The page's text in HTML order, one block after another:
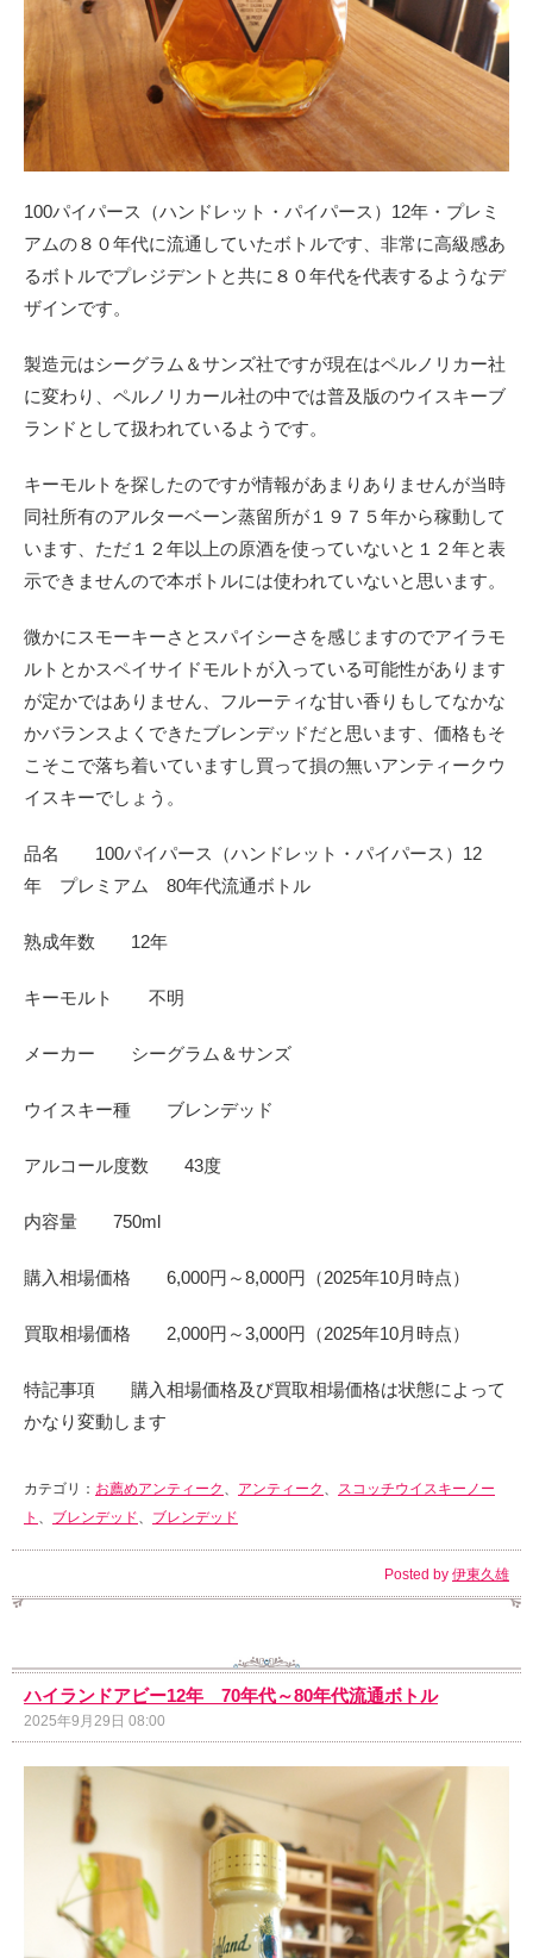
100パイパース（ハンドレット・パイパース）12年・プレミ
アムの８０年代に流通していたボトルです、非常に高級感あ
るボトルでプレジデントと共に８０年代を代表するようなデ
ザインです。
製造元はシーグラム＆サンズ社ですが現在はペルノリカー社
に変わり、ペルノリカール社の中では普及版のウイスキーブ
ランドとして扱われているようです。
キーモルトを探したのですが情報があまりありませんが当時
同社所有のアルターベーン蒸留所が１９７５年から稼動して
います、ただ１２年以上の原酒を使っていないと１２年と表
示できませんので本ボトルには使われていないと思います。
微かにスモーキーさとスパイシーさを感じますのでアイラモ
ルトとかスペイサイドモルトが入っている可能性があります
が定かではありません、フルーティな甘い香りもしてなかな
かバランスよくできたブレンデッドだと思います、価格もそ
こそこで落ち着いていますし買って損の無いアンティークウ
イスキーでしょう。
品名 100パイパース（ハンドレット・パイパース）12
年 プレミアム 80年代流通ボトル
熟成年数 12年
キーモルト 不明
メーカー シーグラム＆サンズ
ウイスキー種 ブレンデッド
アルコール度数 43度
内容量 750ml
購入相場価格 6,000円～8,000円（2025年10月時点）
買取相場価格 2,000円～3,000円（2025年10月時点）
特記事項 購入相場価格及び買取相場価格は状態によって
かなり変動します
カテゴリ： お薦めアンティーク アンティーク
スコッチウイスキーノー
ト
ブレンデッド ブレンデッド
Posted by 伊東久雄
ハイランドアビー12年 70年代～80年代流通ボトル
2025年9月29日 08:00